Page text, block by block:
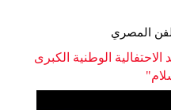
المصري
الوطنية الكبرى